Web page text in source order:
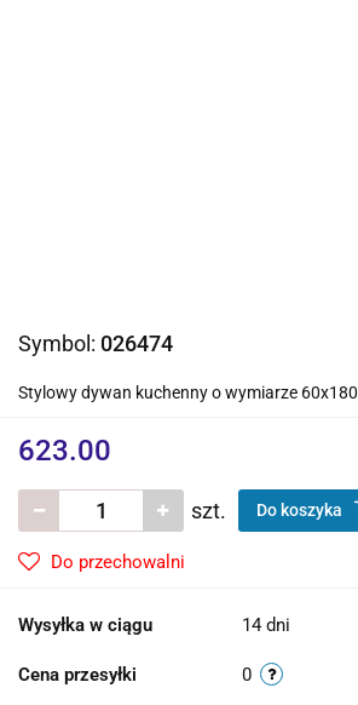
Symbol: 026474
Stylowy dywan kuchenny o wymiarze 60x180
623.00
szt. Do koszyka
Do przechowalni
Wysyłka w ciągu 14 dni
Cena przesyłki 0